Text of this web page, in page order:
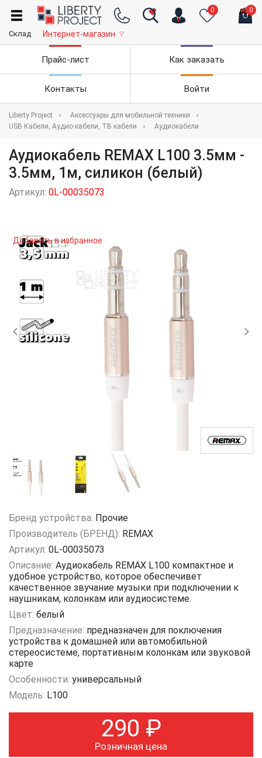
0 0
Склад Интернет-магазин ▽
Прайс-лист Как заказать
Контакты Войти
Liberty Project
Аксессуары для мобильной техники
USB Кабели, Аудио кабели, ТВ кабели
Аудиокабели
Аудиокабель REMAX L100 3.5мм -
3.5мм, 1м, силикон (белый)
Артикул: 0L-00035073
Добавить в избранное
Бренд устройства: Прочие
Производитель (БРЕНД): REMAX
Артикул: 0L-00035073
Описание: Аудиокабель REMAX L100 компактное и
удобное устройство, которое обеспечивет
качественное звучание музыки при подключении к
наушникам, колонкам или аудиосистеме.
Цвет: белый
Предназначение: предназначен для поключения
устройства к домашней или автомобильной
стереосистеме, портативным колонкам или звуковой
карте
Особенности: универсальный
Модель: L100
290 ₽
Розничная цена